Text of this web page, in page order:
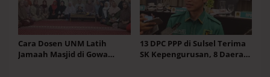
Cara Dosen UNM Latih
Jamaah Masjid di Gowa
13 DPC PPP di Sulsel Terima
SK Kepengurusan, 8 Daerah